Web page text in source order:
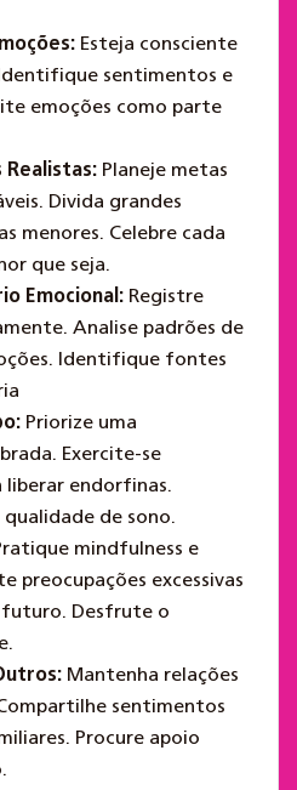
Esteja consciente
sentimentos e
emoções como parte
Realistas: Planeje metas
Divida grandes
menores. Celebre cada
que seja.
Emocional: Registre
Analise padrões de
Identifique fontes
Priorize uma
Exercite-se
liberar endorfinas.
de sono.
mindfulness e
preocupações excessivas
futuro. Desfrute o
Mantenha relações
sentimentos
Procure apoio